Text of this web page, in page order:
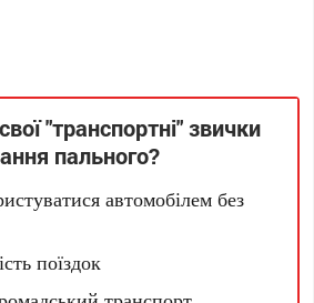
"транспортні" звички
пального?
автомобілем без
поїздок